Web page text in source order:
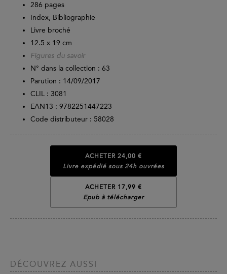
286 pages
Index, Bibliographie
Livre broché
12.5 x 19 cm
Figures du savoir
N° dans la collection : 63
Parution : 14/09/2017
CLIL : 3081
EAN13 : 9782251447223
Code distributeur : 58028
ACHETER 24,00 €
Livre expédié sous 24h ouvrées
ACHETER 17,99 €
Epub à télécharger
DÉCOUVREZ AUSSI